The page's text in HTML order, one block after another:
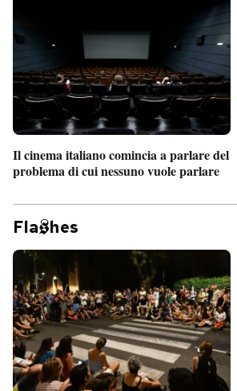
Il cinema italiano comincia a parlare del
problema di cui nessuno vuole parlare
Fla hes